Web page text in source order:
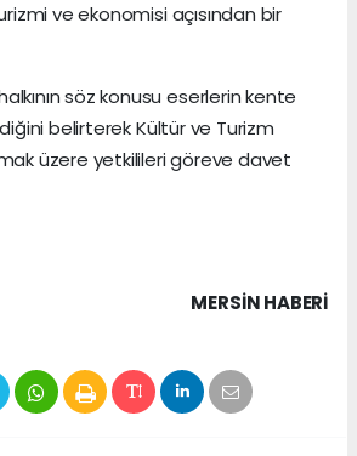
ve ekonomisi açısından bir
söz konusu eserlerin kente
belirterek Kültür ve Turizm
üzere yetkilileri göreve davet
MERSIN HABERİ